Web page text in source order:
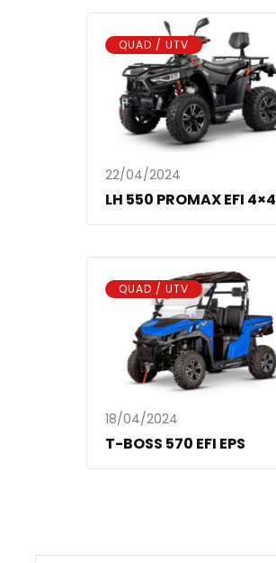
QUAD / UTV
22/04/2024
LH 550 PROMAX EFI 4×4
QUAD / UTV
18/04/2024
T-BOSS 570 EFI EPS